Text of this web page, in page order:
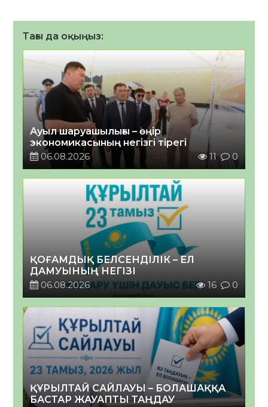
Тағы да оқыңыз:
Ауыл шаруашылығы – өңір
экономикасының негізгі тірегі
06.08.2026
11 0
ҚОҒАМДЫҚ БЕЛСЕНДІЛІК – ЕЛ
ДАМУЫНЫҢ НЕГІЗІ
06.08.2026
16 0
ҚҰРЫЛТАЙ САЙЛАУЫ – БОЛАШАҚҚА
БАСТАР ЖАУАПТЫ ТАҢДАУ